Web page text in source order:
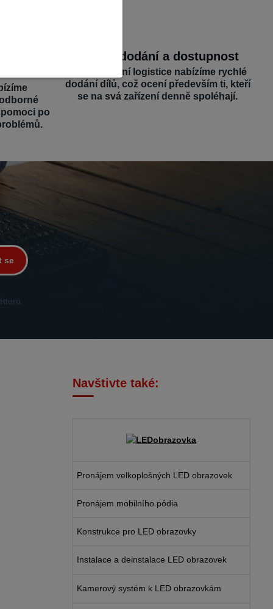
po
Rychlé dodání a dostupnost
Díky efektivní logistice nabízíme rychlé
dodání dílů, což ocení především ti, kteří
se na svá zařízení denně spoléhají.
se
Navštivte také:
Pronájem velkoplošných LED obrazovek
Pronájem mobilního pódia
Konstrukce pro LED obrazovky
Instalace a deinstalace LED obrazovek
Kamerový systém k LED obrazovkám